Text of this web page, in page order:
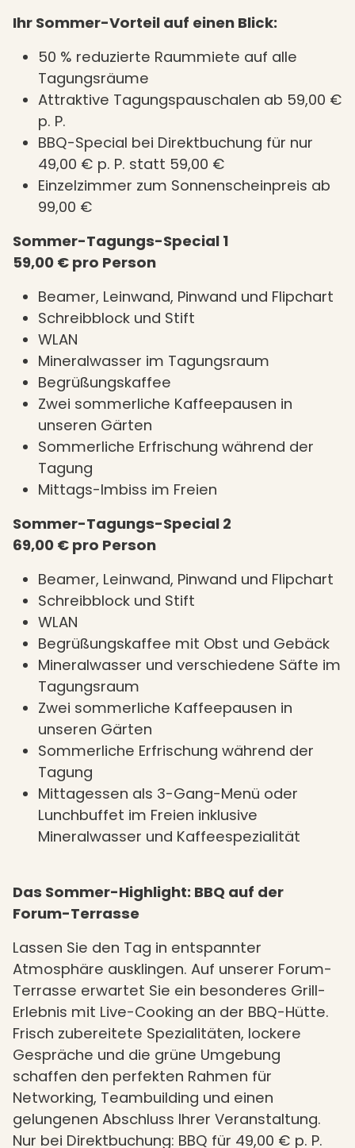
Ihr Sommer-Vorteil auf einen Blick:
50 % reduzierte Raummiete auf alle
Tagungsräume
Attraktive Tagungspauschalen ab 59,00 €
p. P.
BBQ-Special bei Direktbuchung für nur
49,00 € p. P. statt 59,00 €
Einzelzimmer zum Sonnenscheinpreis ab
99,00 €
Sommer-Tagungs-Special 1
59,00 € pro Person
Beamer, Leinwand, Pinwand und Flipchart
Schreibblock und Stift
WLAN
Mineralwasser im Tagungsraum
Begrüßungskaffee
Zwei sommerliche Kaffeepausen in
unseren Gärten
Sommerliche Erfrischung während der
Tagung
Mittags-Imbiss im Freien
Sommer-Tagungs-Special 2
69,00 € pro Person
Beamer, Leinwand, Pinwand und Flipchart
Schreibblock und Stift
WLAN
Begrüßungskaffee mit Obst und Gebäck
Mineralwasser und verschiedene Säfte im
Tagungsraum
Zwei sommerliche Kaffeepausen in
unseren Gärten
Sommerliche Erfrischung während der
Tagung
Mittagessen als 3-Gang-Menü oder
Lunchbuffet im Freien inklusive
Mineralwasser und Kaffeespezialität
Das Sommer-Highlight: BBQ auf der
Forum-Terrasse
Lassen Sie den Tag in entspannter
Atmosphäre ausklingen. Auf unserer Forum-
Terrasse erwartet Sie ein besonderes Grill-
Erlebnis mit Live-Cooking an der BBQ-Hütte.
Frisch zubereitete Spezialitäten, lockere
Gespräche und die grüne Umgebung
schaffen den perfekten Rahmen für
Networking, Teambuilding und einen
gelungenen Abschluss Ihrer Veranstaltung.
Nur bei Direktbuchung: BBQ für 49,00 € p. P.